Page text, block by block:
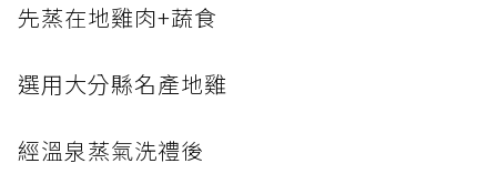
先蒸在地雞肉+蔬食
選用大分縣名產地雞
經溫泉蒸氣洗禮後